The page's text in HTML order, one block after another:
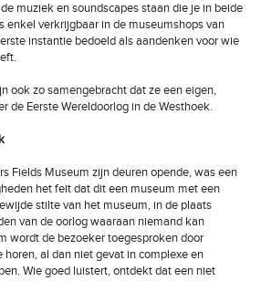
muziek en soundscapes staan die je in beide
enkel verkrijgbaar in de museumshops van
instantie bedoeld als aandenken voor wie
ook zo samengebracht dat ze een eigen,
de Eerste Wereldoorlog in de Westhoek.
Fields Museum zijn deuren opende, was een
het feit dat dit een museum met een
stilte van het museum, in de plaats
van de oorlog waaraan niemand kan
wordt de bezoeker toegesproken door
al dan niet gevat in complexe en
Wie goed luistert, ontdekt dat een niet